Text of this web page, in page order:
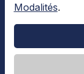
Tous
Modalités.